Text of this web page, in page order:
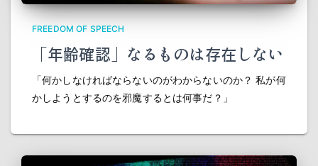
FREEDOM OF SPEECH
「年齢確認」なるものは存在しない
「何かしなければならないのがわからないのか？ 私が何
かしようとするのを邪魔するとは何事だ？」